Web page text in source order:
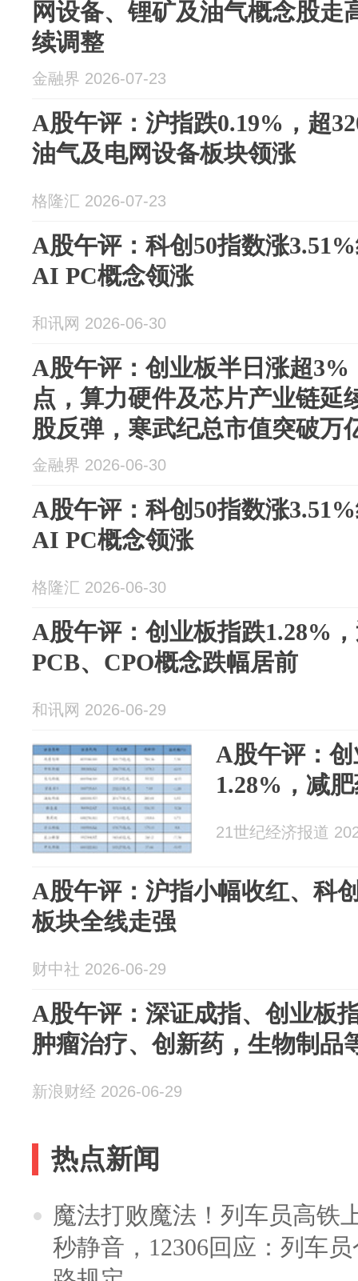
网设备、锂矿及油气概念股走
续调整
金融界 2026-07-23
A股午评：沪指跌0.19%，超
油气及电网设备板块领涨
格隆汇 2026-07-23
A股午评：科创50指数涨
AI PC概念领涨
和讯网 2026-06-30
A股午评：创业板半日涨超3%
点，算力硬件及芯片产业链延
股反弹，寒武纪总市值突破万
金融界 2026-06-30
A股午评：科创50指数涨
AI PC概念领涨
格隆汇 2026-06-30
A股午评：创业板指跌1.28%
PCB、CPO概念跌幅居前
和讯网 2026-06-29
A股午评：
1.28%，减
21世纪经济报道
A股午评：沪指小幅收红、科
板块全线走强
财中社 2026-06-29
A股午评：深证成指、创业板
肿瘤治疗、创新药，生物制品
新浪财经 2026-06-29
热点新闻
魔法打败魔法！列车员高铁
秒静音，12306回应：列车